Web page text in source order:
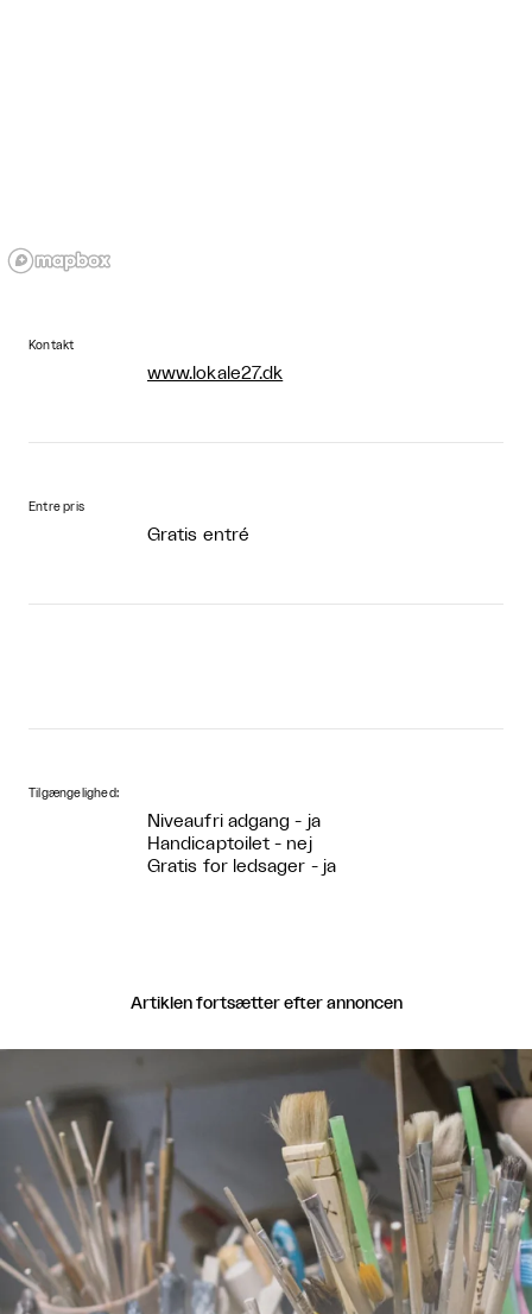
Kontakt
www.lokale27.dk
Entre pris
Gratis entré
Tilgængelighed:
Niveaufri adgang - ja
Handicaptoilet - nej
Gratis for ledsager - ja
Artiklen fortsætter efter annoncen